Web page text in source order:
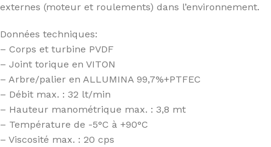
externes (moteur et roulements) dans l’environnement.
Données techniques:
– Corps et turbine PVDF
– Joint torique en VITON
– Arbre/palier en ALLUMINA 99,7%+PTFEC
– Débit max. : 32 lt/min
– Hauteur manométrique max. : 3,8 mt
– Température de -5°C à +90°C
– Viscosité max. : 20 cps